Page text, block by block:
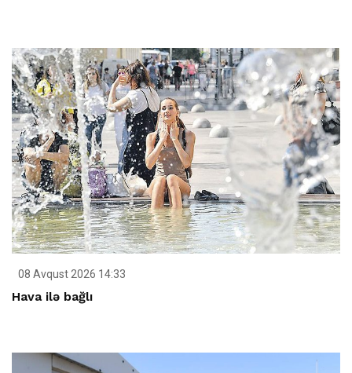
08 Avqust 2026 14:33
Hava ilə bağlı